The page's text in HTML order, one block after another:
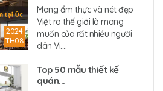
2024
TH08
Mang ẩm thực và nét đẹp
Việt ra thế giới là mong
muốn của rất nhiều người
dân Vi....
Top 50 mẫu thiết kế
quán...